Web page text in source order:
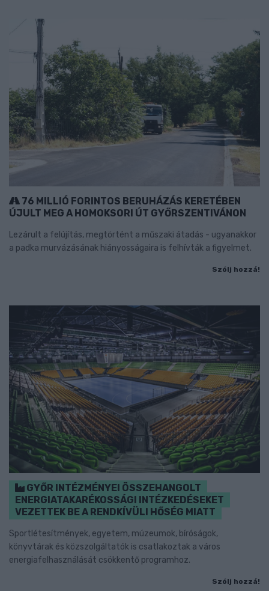
76 MILLIÓ FORINTOS BERUHÁZÁS KERETÉBEN
ÚJULT MEG A HOMOKSORI ÚT GYŐRSZENTIVÁNON
Lezárult a felújítás, megtörtént a műszaki átadás - ugyanakkor
a padka murvázásának hiányosságaira is felhívták a figyelmet.
Szólj hozzá!
GYŐR INTÉZMÉNYEI ÖSSZEHANGOLT
ENERGIATAKARÉKOSSÁGI INTÉZKEDÉSEKET
VEZETTEK BE A RENDKÍVÜLI HŐSÉG MIATT
Sportlétesítmények, egyetem, múzeumok, bíróságok,
könyvtárak és közszolgáltatók is csatlakoztak a város
energiafelhasználását csökkentő programhoz.
Szólj hozzá!